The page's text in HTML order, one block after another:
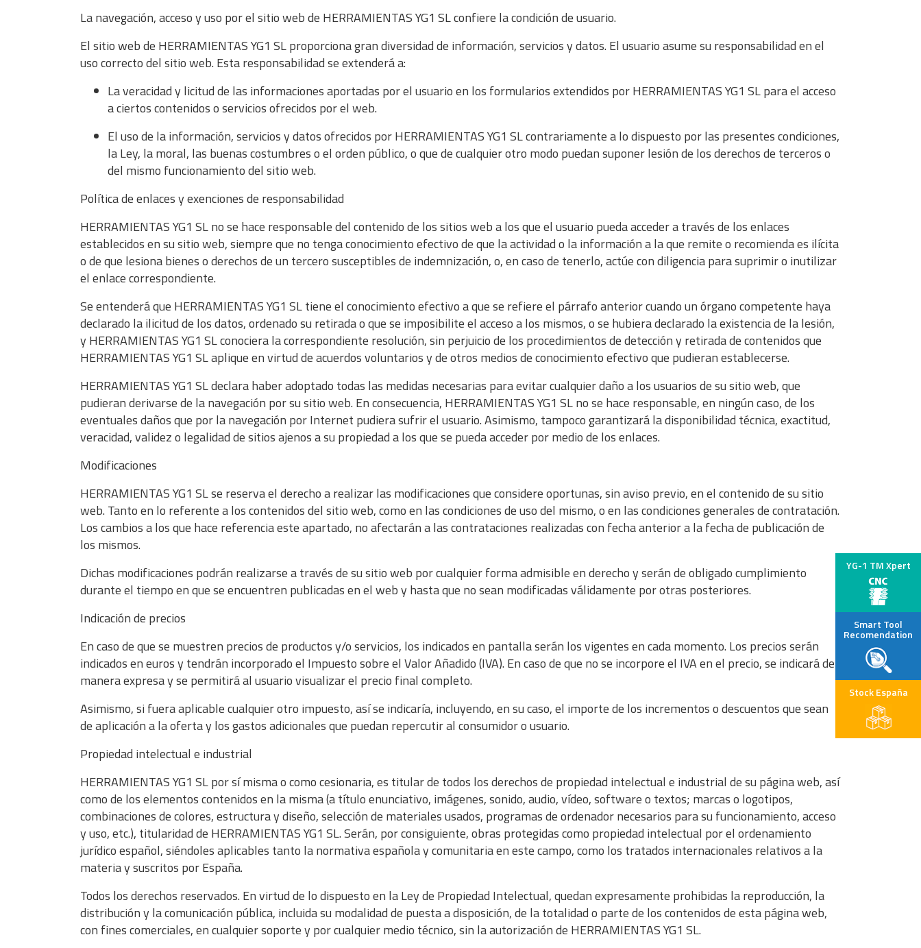
YG-1 TM Xpert
Smart Tool
Recomendation
Stock España
La navegación, acceso y uso por el sitio web de HERRAMIENTAS YG1 SL confiere la condición de usuario.
El sitio web de HERRAMIENTAS YG1 SL proporciona gran diversidad de información, servicios y datos. El usuario asume su responsabilidad en el
uso correcto del sitio web. Esta responsabilidad se extenderá a:
La veracidad y licitud de las informaciones aportadas por el usuario en los formularios extendidos por HERRAMIENTAS YG1 SL para el acceso
a ciertos contenidos o servicios ofrecidos por el web.
El uso de la información, servicios y datos ofrecidos por HERRAMIENTAS YG1 SL contrariamente a lo dispuesto por las presentes condiciones,
la Ley, la moral, las buenas costumbres o el orden público, o que de cualquier otro modo puedan suponer lesión de los derechos de terceros o
del mismo funcionamiento del sitio web.
Política de enlaces y exenciones de responsabilidad
HERRAMIENTAS YG1 SL no se hace responsable del contenido de los sitios web a los que el usuario pueda acceder a través de los enlaces
establecidos en su sitio web, siempre que no tenga conocimiento efectivo de que la actividad o la información a la que remite o recomienda es ilícita
o de que lesiona bienes o derechos de un tercero susceptibles de indemnización, o, en caso de tenerlo, actúe con diligencia para suprimir o inutilizar
el enlace correspondiente.
Se entenderá que HERRAMIENTAS YG1 SL tiene el conocimiento efectivo a que se refiere el párrafo anterior cuando un órgano competente haya
declarado la ilicitud de los datos, ordenado su retirada o que se imposibilite el acceso a los mismos, o se hubiera declarado la existencia de la lesión,
y HERRAMIENTAS YG1 SL conociera la correspondiente resolución, sin perjuicio de los procedimientos de detección y retirada de contenidos que
HERRAMIENTAS YG1 SL aplique en virtud de acuerdos voluntarios y de otros medios de conocimiento efectivo que pudieran establecerse.
HERRAMIENTAS YG1 SL declara haber adoptado todas las medidas necesarias para evitar cualquier daño a los usuarios de su sitio web, que
pudieran derivarse de la navegación por su sitio web. En consecuencia, HERRAMIENTAS YG1 SL no se hace responsable, en ningún caso, de los
eventuales daños que por la navegación por Internet pudiera sufrir el usuario. Asimismo, tampoco garantizará la disponibilidad técnica, exactitud,
veracidad, validez o legalidad de sitios ajenos a su propiedad a los que se pueda acceder por medio de los enlaces.
Modificaciones
HERRAMIENTAS YG1 SL se reserva el derecho a realizar las modificaciones que considere oportunas, sin aviso previo, en el contenido de su sitio
web. Tanto en lo referente a los contenidos del sitio web, como en las condiciones de uso del mismo, o en las condiciones generales de contratación.
Los cambios a los que hace referencia este apartado, no afectarán a las contrataciones realizadas con fecha anterior a la fecha de publicación de
los mismos.
Dichas modificaciones podrán realizarse a través de su sitio web por cualquier forma admisible en derecho y serán de obligado cumplimiento
durante el tiempo en que se encuentren publicadas en el web y hasta que no sean modificadas válidamente por otras posteriores.
Indicación de precios
En caso de que se muestren precios de productos y/o servicios, los indicados en pantalla serán los vigentes en cada momento. Los precios serán
indicados en euros y tendrán incorporado el Impuesto sobre el Valor Añadido (IVA). En caso de que no se incorpore el IVA en el precio, se indicará de
manera expresa y se permitirá al usuario visualizar el precio final completo.
Asimismo, si fuera aplicable cualquier otro impuesto, así se indicaría, incluyendo, en su caso, el importe de los incrementos o descuentos que sean
de aplicación a la oferta y los gastos adicionales que puedan repercutir al consumidor o usuario.
Propiedad intelectual e industrial
HERRAMIENTAS YG1 SL por sí misma o como cesionaria, es titular de todos los derechos de propiedad intelectual e industrial de su página web, así
como de los elementos contenidos en la misma (a título enunciativo, imágenes, sonido, audio, vídeo, software o textos; marcas o logotipos,
combinaciones de colores, estructura y diseño, selección de materiales usados, programas de ordenador necesarios para su funcionamiento, acceso
y uso, etc.), titularidad de HERRAMIENTAS YG1 SL. Serán, por consiguiente, obras protegidas como propiedad intelectual por el ordenamiento
jurídico español, siéndoles aplicables tanto la normativa española y comunitaria en este campo, como los tratados internacionales relativos a la
materia y suscritos por España.
Todos los derechos reservados. En virtud de lo dispuesto en la Ley de Propiedad Intelectual, quedan expresamente prohibidas la reproducción, la
distribución y la comunicación pública, incluida su modalidad de puesta a disposición, de la totalidad o parte de los contenidos de esta página web,
con fines comerciales, en cualquier soporte y por cualquier medio técnico, sin la autorización de HERRAMIENTAS YG1 SL.